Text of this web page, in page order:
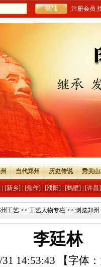
注册会员
当代郑州 历史传说 秀美
[新乡] [焦作] [濮阳] [鹤壁] [许昌]
工艺 >> 工艺人物专栏 >> 浏览郑州
李廷林
14:53:43 【字体：